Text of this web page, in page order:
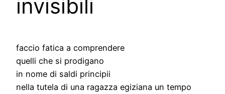
invisibili
faccio fatica a comprendere
quelli che si prodigano
in nome di saldi principii
nella tutela di una ragazza egiziana un tempo